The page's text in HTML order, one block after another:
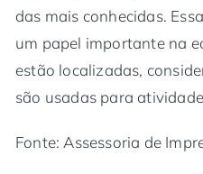
das mais conhecidas.
um papel importante na
estão localizadas,
são usadas para
Fonte: Assessoria de